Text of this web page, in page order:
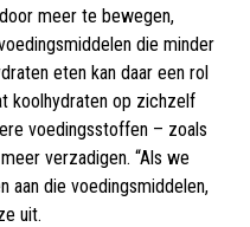
meer te bewegen,
die minder
eten kan daar een rol
koolhydraten op zichzelf
voedingsstoffen – zoals
verzadigen. “Als we
aan die voedingsmiddelen,
uit.